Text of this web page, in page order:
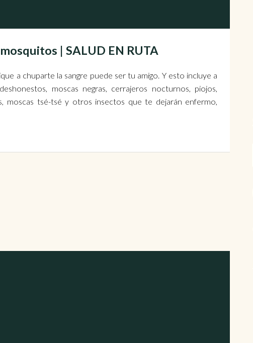
| SALUD EN RUTA
a chuparte la sangre puede ser tu amigo. Y esto incluye a
moscas negras, cerrajeros nocturnos, piojos,
moscas tsé-tsé y otros insectos que te dejarán enfermo,